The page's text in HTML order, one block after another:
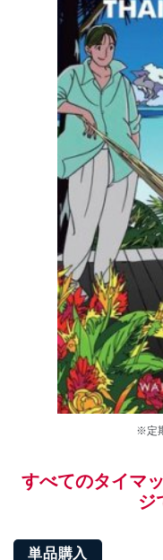
※定
すべてのタイマ
ジ
単品購入